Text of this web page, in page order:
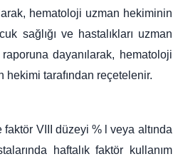
hematoloji uzman hekiminin
sağlığı ve hastalıkları uzman
dayanılarak, hematoloji
hekimi tarafından reçetelenir.
faktör VIII düzeyi % l veya altında
haftalık faktör kullanım